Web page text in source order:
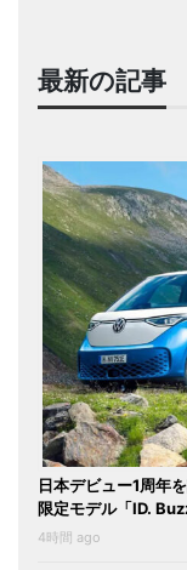
最新の記事
日本デビュー1周年
限定モデル「ID.
4時間 ago